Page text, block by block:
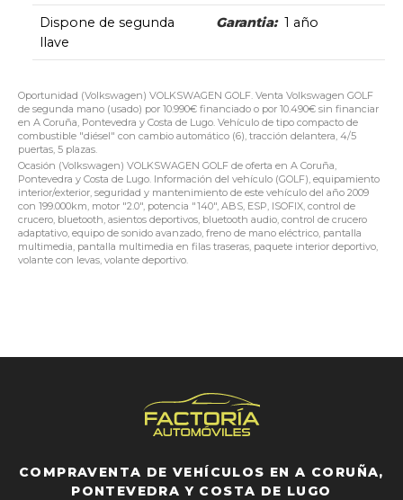
Dispone de segunda
llave
Garantia: 1 año
Oportunidad (Volkswagen) VOLKSWAGEN GOLF. Venta Volkswagen GOLF
de segunda mano (usado) por 10.990€ financiado o por 10.490€ sin financiar
en A Coruña, Pontevedra y Costa de Lugo. Vehículo de tipo compacto de
combustible "diésel" con cambio automático (6), tracción delantera, 4/5
puertas, 5 plazas.
Ocasión (Volkswagen) VOLKSWAGEN GOLF de oferta en A Coruña,
Pontevedra y Costa de Lugo. Información del vehículo (GOLF), equipamiento
interior/exterior, seguridad y mantenimiento de este vehículo del año 2009
con 199.000km, motor "2.0", potencia "140", ABS, ESP, ISOFIX, control de
crucero, bluetooth, asientos deportivos, bluetooth audio, control de crucero
adaptativo, equipo de sonido avanzado, freno de mano eléctrico, pantalla
multimedia, pantalla multimedia en filas traseras, paquete interior deportivo,
volante con levas, volante deportivo.
COMPRAVENTA DE VEHÍCULOS EN A CORUÑA,
PONTEVEDRA Y COSTA DE LUGO